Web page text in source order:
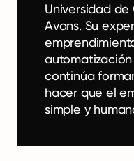
Universidad
Avans. Su
continúa
hacer que el
simple y